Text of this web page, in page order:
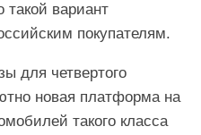
вариант
покупателям.
для четвертого
новая платформа на
такого класса